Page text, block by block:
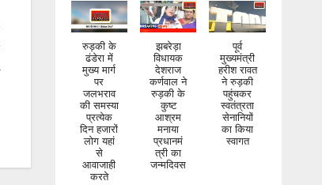
रुड़की के
ढंडेरा में
मुख्य मार्ग
पर
जलभराव
की समस्या
प्रत्येक
दिन हजारों
लोग यहां
से
आवाजाही
करते
झबरेड़ा
विधायक
देशराज
कर्णवाल ने
रुड़की के
कुष्ट
आश्रम
मनाया
प्रधानमं
त्री का
जन्मदिवस
पूर्व
मुख्यमंत्री
हरीश रावत
ने रुड़की
पहुंचकर
स्वतंत्रता
सेनानियों
का किया
स्वागत